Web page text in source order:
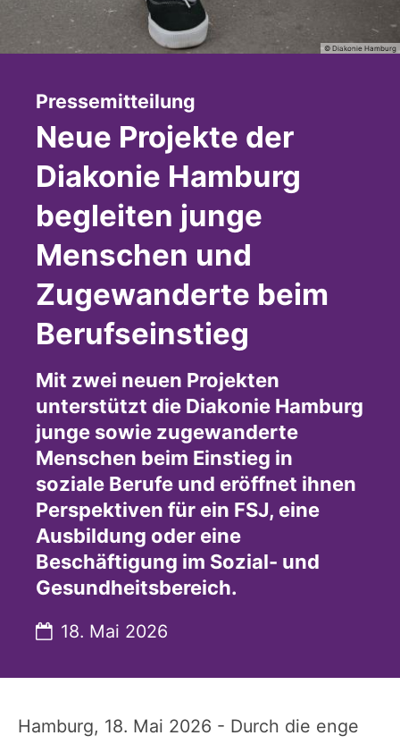
© Diakonie Hamburg
Pressemitteilung
Neue Projekte der
Diakonie Hamburg
begleiten junge
Menschen und
Zugewanderte beim
Berufseinstieg
Mit zwei neuen Projekten
unterstützt die Diakonie Hamburg
junge sowie zugewanderte
Menschen beim Einstieg in
soziale Berufe und eröffnet ihnen
Perspektiven für ein FSJ, eine
Ausbildung oder eine
Beschäftigung im Sozial- und
Gesundheitsbereich.
Datum:
18. Mai 2026
Hamburg, 18. Mai 2026 - Durch die enge